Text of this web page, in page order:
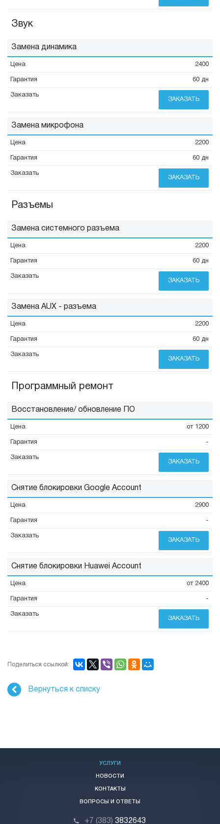
Звук
Замена динамика
2400
60 дн
ЗАКАЗАТЬ
Замена микрофона
2200
60 дн
ЗАКАЗАТЬ
Разъемы
Замена системного разъема
2200
60 дн
ЗАКАЗАТЬ
Замена AUX - разъема
2200
60 дн
ЗАКАЗАТЬ
Программный ремонт
Восстановление/ обновление ПО
от 1200
-
ЗАКАЗАТЬ
Снятие блокировки Google Account
2900
-
ЗАКАЗАТЬ
Снятие блокировки Huawei Account
от 2400
-
ЗАКАЗАТЬ
Поделиться ссылкой:
Вернуться к списку
УСЛУГИ
НОВОСТИ
КОНТАКТЫ
ВОПРОСЫ И ОТВЕТЫ
+7 (383) 3832643